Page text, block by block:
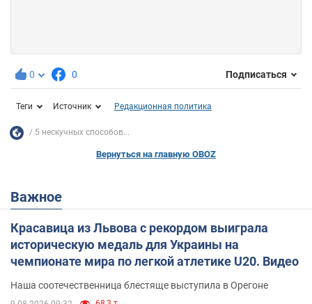
0 0 Подписаться
Теги Источник Редакционная политика
5 нескучных способов...
Вернуться на главную OBOZ
Важное
Красавица из Львова с рекордом выиграла
историческую медаль для Украины на
чемпионате мира по легкой атлетике U20. Видео
Наша соотечественница блестяще выступила в Орегоне